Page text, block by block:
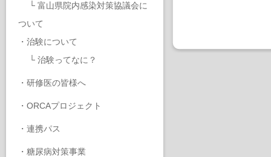
└ 富山県院内感染対策協議会に
ついて
・ 治験について
└ 治験ってなに？
・ 研修医の皆様へ
・ ORCAプロジェクト
・ 連携パス
・ 糖尿病対策事業